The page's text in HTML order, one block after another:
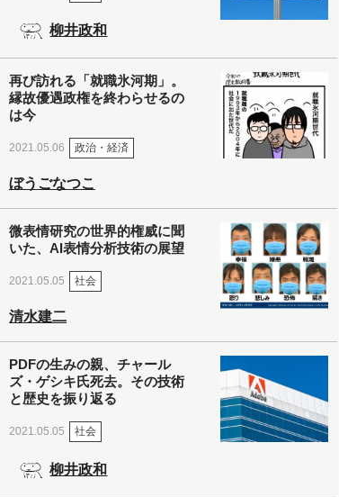
柳井政和
再び訪れる「就職氷河期」。
縁故優遇政権を終わらせるの
は今
2021.05.06 政治・経済
ぼうごなつこ
微表情研究の世界的権威に聞
いた、AI表情分析技術の展望
2021.05.05 社会
清水建二
PDFの生みの親、チャール
ズ・ゲシキ氏死去。その技術
と歴史を振り返る
2021.05.05 社会
柳井政和